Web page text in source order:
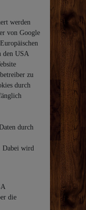
werden
von Google
den USA
zu
durch
durch
Dabei wird
die